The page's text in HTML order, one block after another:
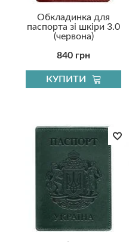
Обкладинка для
паспорта зі шкіри 3.0
(червона)
840 грн
КУПИТИ